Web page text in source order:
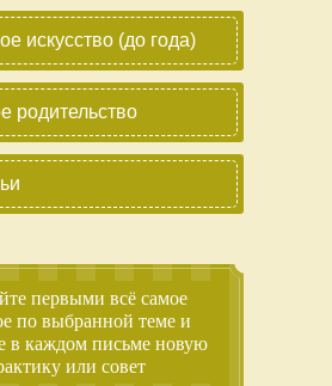
искусство (до года)
родительство
первыми всё самое
по выбранной теме и
в каждом письме новую
или совет